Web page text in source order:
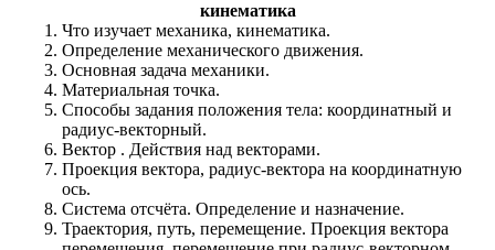
кинематика
Что изучает механика, кинематика.
Определение механического движения.
Основная задача механики.
Материальная точка.
Способы задания положения тела: координатный и
радиус-векторный.
Вектор . Действия над векторами.
Проекция вектора, радиус-вектора на координатную
ось.
Система отсчёта. Определение и назначение.
Траектория, путь, перемещение. Проекция вектора